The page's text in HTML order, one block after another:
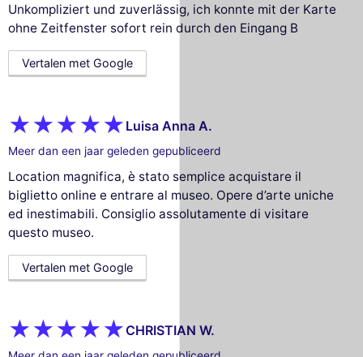
Unkompliziert und zuverlässig, ich konnte mit der Karte
ohne Zeitfenster sofort rein durch den Eingang B
Vertalen met Google
Luisa Anna A.
Meer dan een jaar geleden gepubliceerd
Location magnifica, è stato semplice acquistare il
biglietto online e entrare al museo. Opere d’arte uniche
ed inestimabili. Consiglio assolutamente di visitare
questo museo.
Vertalen met Google
CHRISTIAN W.